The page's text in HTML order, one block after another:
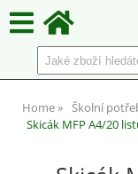
Home Školní
Skicák MFP A4/20